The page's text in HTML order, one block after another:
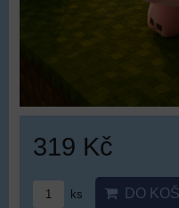
319 Kč
ks DO